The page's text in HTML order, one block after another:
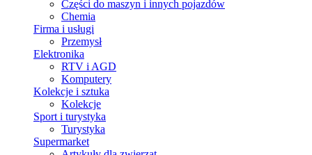
Części do maszyn i innych pojazdów
Chemia
Firma i usługi
Przemysł
Elektronika
RTV i AGD
Komputery
Kolekcje i sztuka
Kolekcje
Sport i turystyka
Turystyka
Supermarket